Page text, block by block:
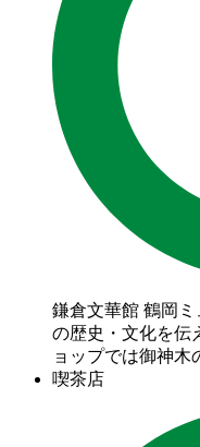
鎌倉文華館 鶴岡
の歴史・文化を伝
ョップでは御神木
喫茶店